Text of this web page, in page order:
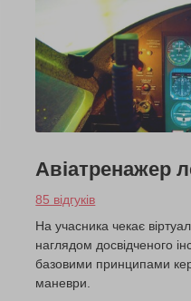
Авіатренажер
85 відгуків
На учасника чекає
наглядом досвідченого
базовими принципами
маневри.